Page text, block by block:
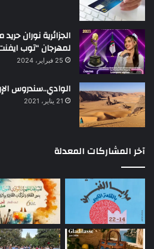
الجزائرية نوران
لمهرجان “توب
25 فبراير، 2024
الوادي..سندروس
21 يناير، 2021
آخر المشاركات المعدلة